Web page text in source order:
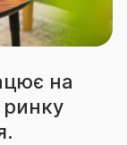
на
ринку